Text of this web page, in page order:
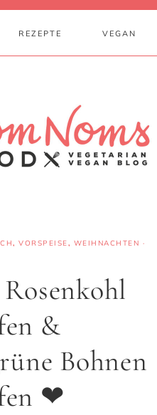
REZEPTE VEGAN
, VORSPEISE, WEIHNACHTEN ·
&
Bohnen
❤